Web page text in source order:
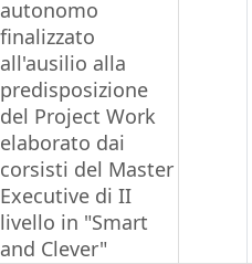
autonomo
finalizzato
all'ausilio alla
predisposizione
del Project Work
elaborato dai
corsisti del Master
Executive di II
livello in "Smart
and Clever"